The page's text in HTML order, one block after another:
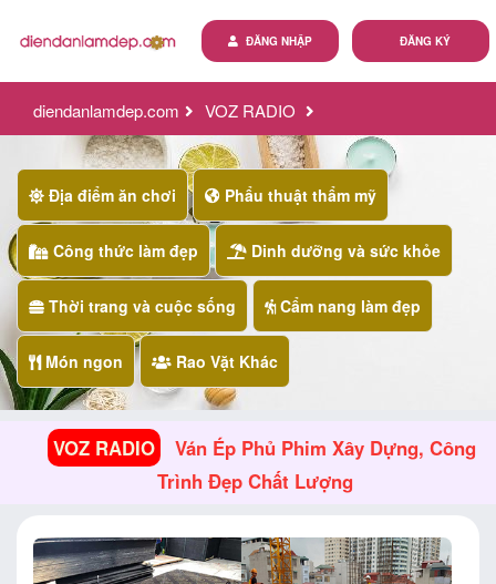
ĐĂNG KÝ
ĐĂNG NHẬP
diendanlamdep.com
VOZ RADIO
ván ép phủ phim xây dựng, công trình đẹp chất lượng
Địa điểm ăn chơi Phẩu thuật thẩm mỹ
Công thức làm đẹp Dinh dưỡng và sức khỏe
Thời trang và cuộc sống Cẩm nang làm đẹp
Món ngon Rao Vặt Khác
VOZ RADIO
Ván Ép Phủ Phim Xây Dựng, Công
Trình Đẹp Chất Lượng